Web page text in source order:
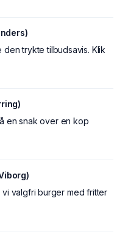
trykte tilbudsavis. Klik
en snak over en kop
vi valgfri burger med fritter